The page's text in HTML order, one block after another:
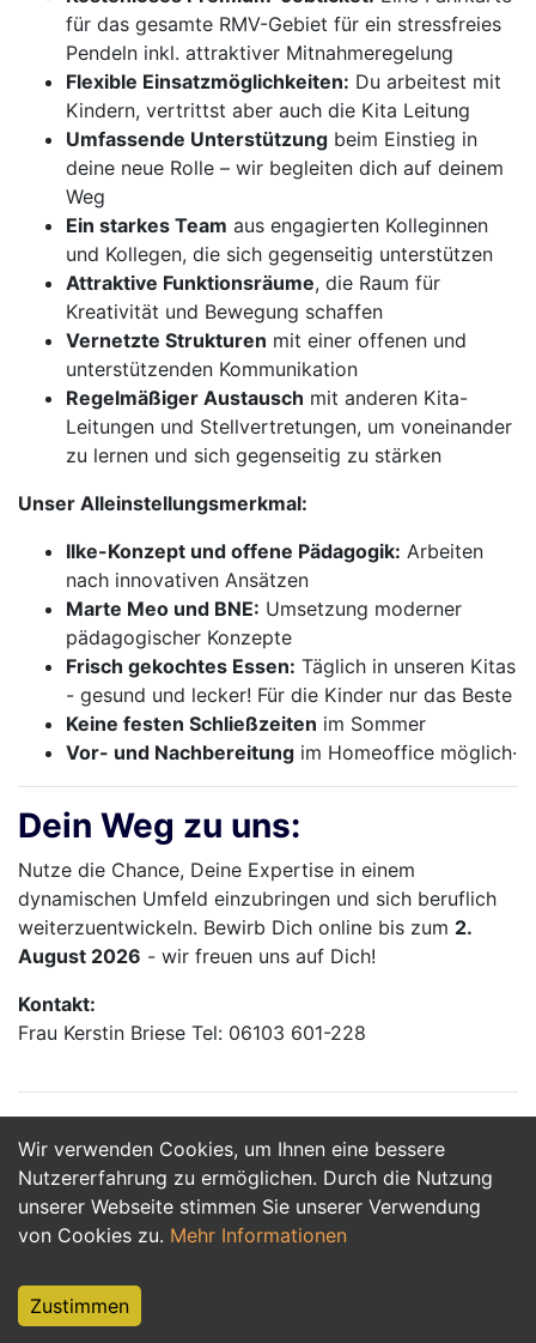
Wir verwenden Cookies, um Ihnen eine bessere
Nutzererfahrung zu ermöglichen. Durch die Nutzung
unserer Webseite stimmen Sie unserer Verwendung
von Cookies zu. Mehr Informationen
Zustimmen
für das gesamte RMV-Gebiet für ein stressfreies
Pendeln inkl. attraktiver Mitnahmeregelung
Flexible Einsatzmöglichkeiten: Du arbeitest mit
Kindern, vertrittst aber auch die Kita Leitung
Umfassende Unterstützung beim Einstieg in
deine neue Rolle – wir begleiten dich auf deinem
Weg
Ein starkes Team aus engagierten Kolleginnen
und Kollegen, die sich gegenseitig unterstützen
Attraktive Funktionsräume, die Raum für
Kreativität und Bewegung schaffen
Vernetzte Strukturen mit einer offenen und
unterstützenden Kommunikation
Regelmäßiger Austausch mit anderen Kita-
Leitungen und Stellvertretungen, um voneinander
zu lernen und sich gegenseitig zu stärken
Unser Alleinstellungsmerkmal:
Ilke-Konzept und offene Pädagogik: Arbeiten
nach innovativen Ansätzen
Marte Meo und BNE: Umsetzung moderner
pädagogischer Konzepte
Frisch gekochtes Essen: Täglich in unseren Kitas
- gesund und lecker! Für die Kinder nur das Beste
Keine festen Schließzeiten im Sommer
Vor- und Nachbereitung im Homeoffice möglich·
Dein Weg zu uns:
Nutze die Chance, Deine Expertise in einem
dynamischen Umfeld einzubringen und sich beruflich
weiterzuentwickeln. Bewirb Dich online bis zum 2.
August 2026 - wir freuen uns auf Dich!
Kontakt:
Frau Kerstin Briese Tel: 06103 601-228
Jetzt Bewerben